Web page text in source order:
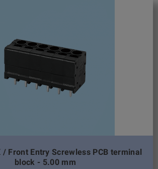
/ Front Entry Screwless PCB terminal
block - 5.00 mm